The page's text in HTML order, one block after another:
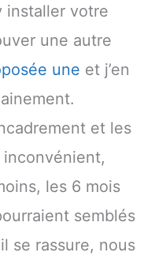
installer votre
une autre
une et j’en
et les
les 6 mois
semblés
se rassure, nous